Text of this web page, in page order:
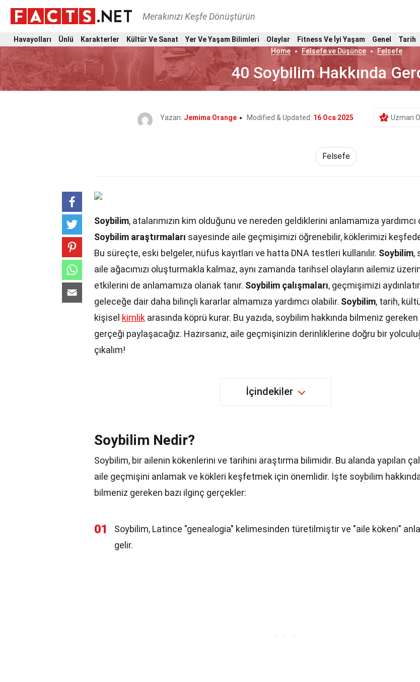
Merakınızı Keşfe Dönüştürün
Havayolları Ünlü Karakterler Kültür Ve Sanat Yer Ve Yaşam Bilimleri Olaylar Fitness Ve İyi Yaşam Genel Tarih
Home
Felsefe ve Düşünce Felsefe
40 Soybilim Hakkında
Yazan: Jemima Orange Modified & Updated: 16 Oca 2025 Uzman
Felsefe
Soybilim, atalarımızın kim olduğunu ve nereden geldiklerini anlamamıza yardımcı
Soybilim araştırmaları sayesinde aile geçmişimizi öğrenebilir, köklerimizi
Bu süreçte, eski belgeler, nüfus kayıtları ve hatta DNA testleri kullanılır. Soybilim,
aile ağacımızı oluşturmakla kalmaz, aynı zamanda tarihsel olayların ailemiz
etkilerini de anlamamıza olanak tanır. Soybilim çalışmaları, geçmişimizi
geleceğe dair daha bilinçli kararlar almamıza yardımcı olabilir. Soybilim, tarih,
kişisel kimlik arasında köprü kurar. Bu yazıda, soybilim hakkında bilmeniz
gerçeği paylaşacağız. Hazırsanız, aile geçmişinizin derinliklerine doğru bir
çıkalım!
İçindekiler
Soybilim Nedir?
Soybilim, bir ailenin kökenlerini ve tarihini araştırma bilimidir. Bu alanda yapılan
aile geçmişini anlamak ve kökleri keşfetmek için önemlidir. İşte soybilim
bilmeniz gereken bazı ilginç gerçekler:
01
Soybilim, Latince "genealogia" kelimesinden türetilmiştir ve "aile kökeni"
gelir.